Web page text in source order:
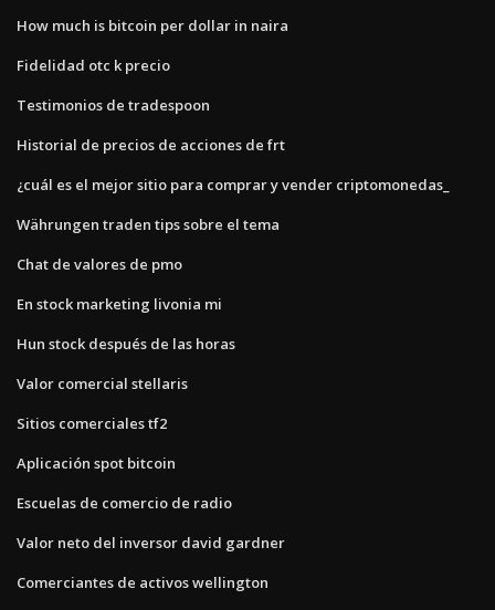
How much is bitcoin per dollar in naira
Fidelidad otc k precio
Testimonios de tradespoon
Historial de precios de acciones de frt
¿cuál es el mejor sitio para comprar y vender criptomonedas_
Währungen traden tips sobre el tema
Chat de valores de pmo
En stock marketing livonia mi
Hun stock después de las horas
Valor comercial stellaris
Sitios comerciales tf2
Aplicación spot bitcoin
Escuelas de comercio de radio
Valor neto del inversor david gardner
Comerciantes de activos wellington